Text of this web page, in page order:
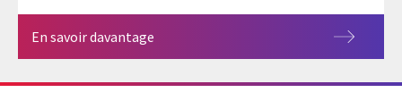
En savoir davantage